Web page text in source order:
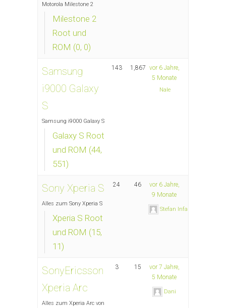
Motorola Milestone 2
Milestone 2
Root und
ROM (0, 0)
Samsung
i9000 Galaxy
S
Samsung i9000 Galaxy S
Galaxy S Root
und ROM (44,
551)
143 1,867 vor 6 Jahre,
5 Monate
Nale
Sony Xperia S
Alles zum Sony Xperia S
Xperia S Root
und ROM (15,
11)
24 46
vor 6 Jahre,
9 Monate
Stefan Infanger
SonyEricsson
Xperia Arc
Alles zum Xperia Arc von
3 15
vor 7 Jahre,
5 Monate
Dani